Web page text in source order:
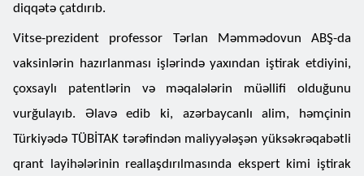
diqqətə çatdırıb.
Vitse-prezident professor Tərlan Məmmədovun ABŞ-da
vaksinlərin hazırlanması işlərində yaxından iştirak etdiyini,
çoxsaylı patentlərin və məqalələrin müəllifi olduğunu
vurğulayıb. Əlavə edib ki, azərbaycanlı alim, həmçinin
Türkiyədə TÜBİTAK tərəfindən maliyyələşən yüksəkrəqabətli
qrant layihələrinin reallaşdırılmasında ekspert kimi iştirak